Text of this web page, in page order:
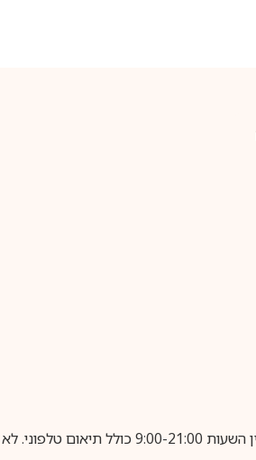
בביצוע הזמנה עד השעה 10:00 בימים א-ה, קבלת המשלוח תבוצע עד חמישה ימי עסקים מיום